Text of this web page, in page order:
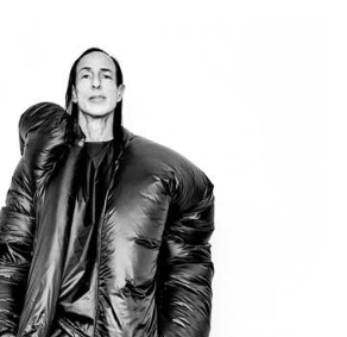
BOUTIQUE
CULTURE
HIGH TECH
MAISON
AUTO